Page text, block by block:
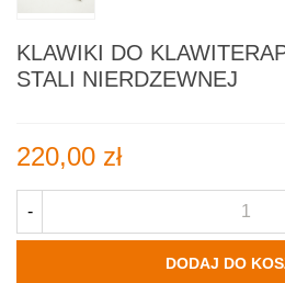
KLAWIKI DO
STALI NIERDZEWNEJ
220,00 zł
-
DODAJ DO